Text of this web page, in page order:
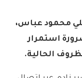
محمود عباس،
استمرار
الحالية.